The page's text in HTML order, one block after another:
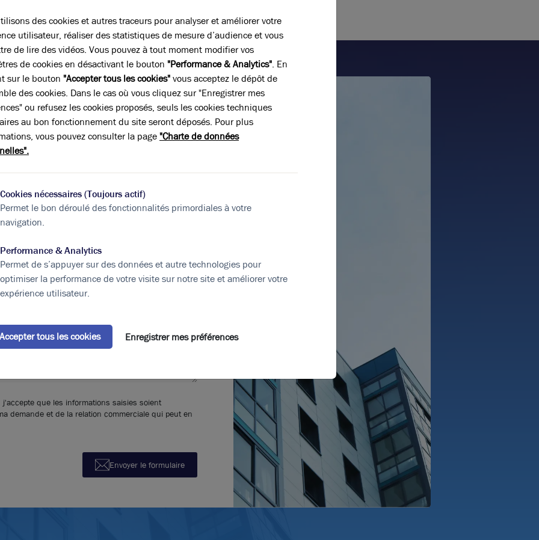
projet immobilier !
projet en vous livrant notre expertise et la
de confiance.
que les informations saisies soient
demande et de la relation commerciale qui peut en
Envoyer le formulaire
des cookies et autres traceurs pour analyser et améliorer votre
utilisateur, réaliser des statistiques de mesure d’audience et vous
de lire des vidéos. Vous pouvez à tout moment modifier vos
de cookies en désactivant le bouton "Performance & Analytics". En
sur le bouton "Accepter tous les cookies"vous acceptez le dépôt de
des cookies. Dans le cas où vous cliquez sur "Enregistrer mes
ou refusez les cookies proposés, seuls les cookies techniques
au bon fonctionnement du site seront déposés. Pour plus
vous pouvez consulter la page"Charte de données
Cookies nécessaires (Toujours actif)
Permet le bon déroulé des fonctionnalités primordiales à votre
navigation.
Performance & Analytics
Permet de s’appuyer sur des données et autre technologies pour
optimiser la performance de votre visite sur notre site et améliorer votre
expérience utilisateur.
Accepter tous les cookies Enregistrer mes préférences